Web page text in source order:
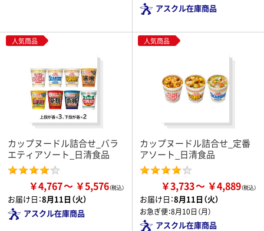
アスクル在庫商品
人気商品
カップヌードル詰合せ_バラ
エティアソート_日清食品
￥4,767 ￥5,576
お届け日：8月11日（火）
アスクル在庫商品
人気商品
カップヌードル詰合せ_定番
アソート_日清食品
￥3,733 ￥4,889
お届け日：8月11日（火）
お急ぎ便：8月10日（月）
アスクル在庫商品